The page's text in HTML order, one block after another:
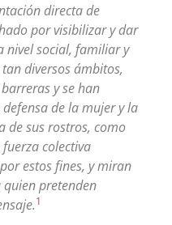
directa de
por visibilizar y dar
nivel social, familiar y
diversos ámbitos,
y se han
de la mujer y la
de sus rostros, como
colectiva
estos fines, y miran
pretenden
1